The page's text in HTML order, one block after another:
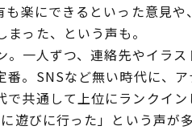
楽にできるといった意見や
った、という声も。
一人ずつ、連絡先やイラス
。SNSなど無い時代に、
共通して上位にランクイ
遊びに行った」という声が